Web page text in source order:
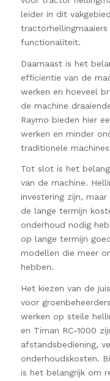
leider in dit
functionaliteit.
Daarnaast is het
efficiëntie van de
werken en hoeveel
de machine
Raymo bieden hier
werken en minder
traditionele
Tot slot is het
van de machine.
investering zijn,
de lange termijn
onderhoud nodig
op lange termijn
modellen die meer
hebben.
Het kiezen van de
voor
werken op steile
en Timan RC-1000
afstandsbediening,
onderhoudskosten.
is het belangrijk om